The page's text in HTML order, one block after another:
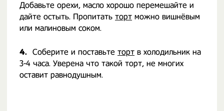
Добавьте орехи, масло хорошо перемешайте и
дайте остыть. Пропитать торт можно вишнёвым
или малиновым соком.
4. Соберите и поставьте торт в холодильник на
3-4 часа. Уверена что такой торт, не многих
оставит равнодушным.